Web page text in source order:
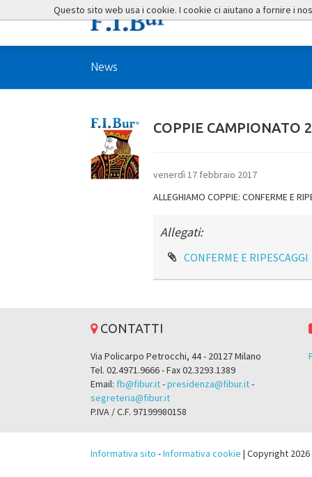
News
COPPIE CAMPIONATO
venerdì 17 febbraio 2017
ALLEGHIAMO COPPIE: CONFERME E
Allegati:
CONFERME E RIPESCAGGI
CONTATTI
Via Policarpo Petrocchi, 44 - 20127 Milano
Tel. 02.4971.9666 - Fax 02.3293.1389
Email: fb@fibur.it-presidenza@fibur.it-
segreteria@fibur.it
P.IVA / C.F. 97199980158
Informativa sito -Informativa cookie | Copyright
Questo sito web usa i cookie. I cookie ci aiutano a fornire i